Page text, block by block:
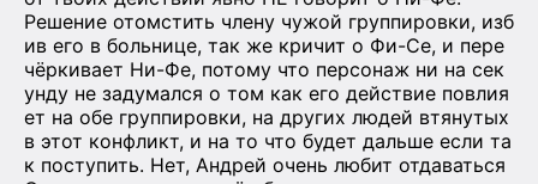
Решение отомстить члену чужой группировки, изб
ив его в больнице, так же кричит о Фи-Се, и пере
чёркивает Ни-Фе, потому что персонаж ни на сек
унду не задумался о том как его действие повлия
ет на обе группировки, на других людей втянутых
в этот конфликт, и на то что будет дальше если та
к поступить. Нет, Андрей очень любит отдаваться